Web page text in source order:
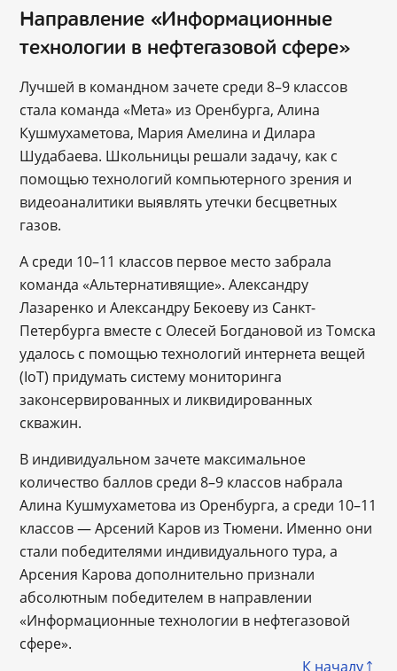
Направление «Информационные
технологии в нефтегазовой сфере»
Лучшей в командном зачете среди 8–9 классов
стала команда «Мета» из Оренбурга, Алина
Кушмухаметова, Мария Амелина и Дилара
Шудабаева. Школьницы решали задачу, как с
помощью технологий компьютерного зрения и
видеоаналитики выявлять утечки бесцветных
газов.
А среди 10–11 классов первое место забрала
команда «Альтернативящие». Александру
Лазаренко и Александру Бекоеву из Санкт-
Петербурга вместе с Олесей Богдановой из Томска
удалось с помощью технологий интернета вещей
(IoT) придумать систему мониторинга
законсервированных и ликвидированных
скважин.
В индивидуальном зачете максимальное
количество баллов среди 8–9 классов набрала
Алина Кушмухаметова из Оренбурга, а среди 10–11
классов — Арсений Каров из Тюмени. Именно они
стали победителями индивидуального тура, а
Арсения Карова дополнительно признали
абсолютным победителем в направлении
«Информационные технологии в нефтегазовой
сфере».
К началу